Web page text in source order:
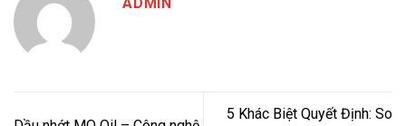
5 Khác Biệt Quyết Định: So